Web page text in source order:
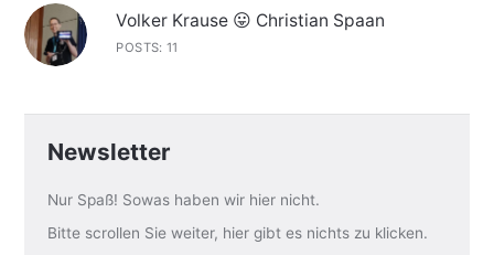
Volker Krause 😛 Christian Spaan
POSTS: 11
Newsletter
Nur Spaß! Sowas haben wir hier nicht.
Bitte scrollen Sie weiter, hier gibt es nichts zu klicken.